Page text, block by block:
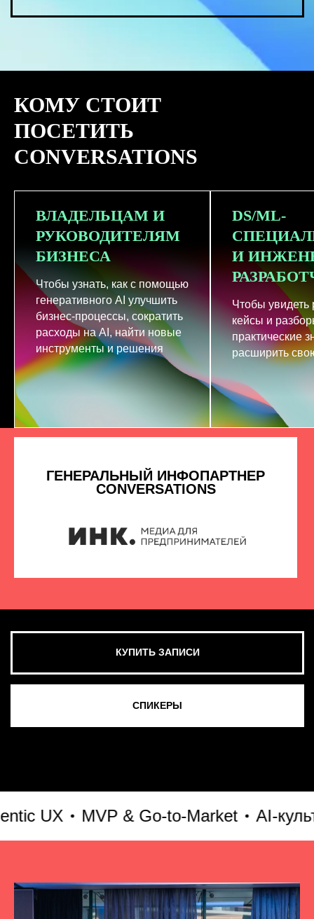
КОМУ СТОИТ
ПОСЕТИТЬ
CONVERSATIONS
ВЛАДЕЛЬЦАМ И
РУКОВОДИТЕЛЯМ
БИЗНЕСА
Чтобы узнать, как с помощью
генеративного AI улучшить
бизнес-процессы, сократить
расходы на AI, найти новые
инструменты и решения
DS/ML-
И
Чтобы увидеть
кейсы и
практические
расширить
UX MVP & Go-to-Market AI-
СМОТРЕТЬ ВСЕ ФОТО